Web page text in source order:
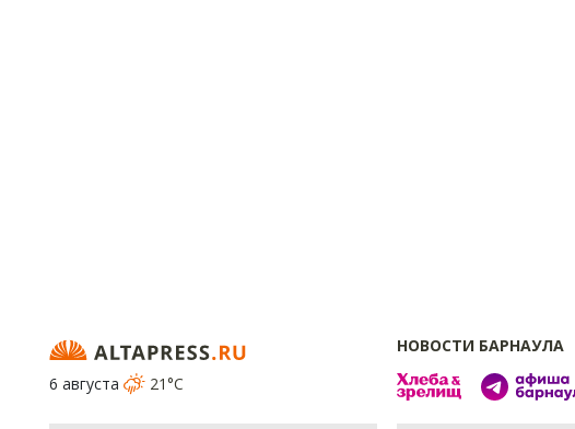
НОВОСТИ БАРНАУЛА
6 августа
21°C